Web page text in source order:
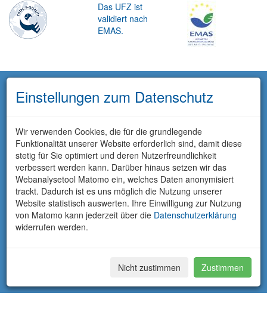
Das UFZ ist
validiert nach
EMAS.
Einstellungen zum Datenschutz
Wir verwenden Cookies, die für die grundlegende
Funktionalität unserer Website erforderlich sind, damit diese
stetig für Sie optimiert und deren Nutzerfreundlichkeit
verbessert werden kann. Darüber hinaus setzen wir das
Webanalysetool Matomo ein, welches Daten anonymisiert
trackt. Dadurch ist es uns möglich die Nutzung unserer
Website statistisch auswerten. Ihre Einwilligung zur Nutzung
von Matomo kann jederzeit über die Datenschutzerklärung
widerrufen werden.
Nicht zustimmen Zustimmen